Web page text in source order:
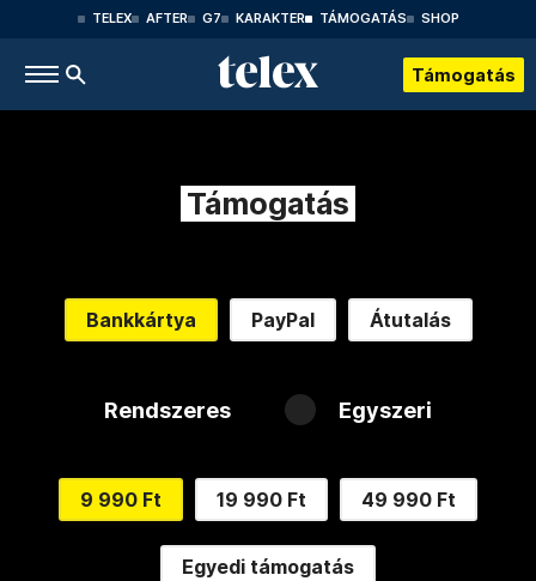
TELEX AFTER G7 KARAKTER TÁMOGATÁS SHOP
Támogatás
Támogatás
Bankkártya PayPal Átutalás
Rendszeres Egyszeri
9 990 Ft 19 990 Ft 49 990 Ft
Egyedi támogatás